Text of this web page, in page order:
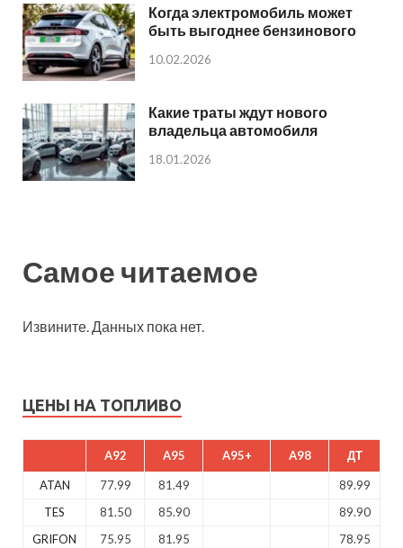
Когда электромобиль может
быть выгоднее бензинового
10.02.2026
Какие траты ждут нового
владельца автомобиля
18.01.2026
Самое читаемое
Извините. Данных пока нет.
ЦЕНЫ НА ТОПЛИВО
A92 A95 A95+ A98 ДТ
ATAN 77.99 81.49
89.99
TES
81.50 85.90
89.90
GRIFON
75.95 81.95 78.95